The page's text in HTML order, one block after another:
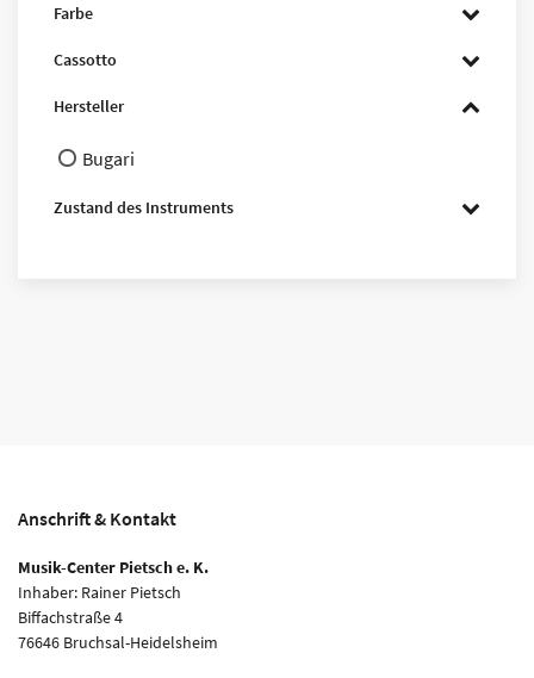
Farbe
Cassotto
Hersteller
Bugari
Zustand des Instruments
Anschrift & Kontakt
Musik-Center Pietsch e. K.
Inhaber: Rainer Pietsch
Biffachstraße 4
76646 Bruchsal-Heidelsheim